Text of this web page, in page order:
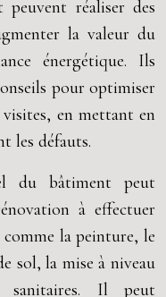
peuvent réaliser des
la valeur du
énergétique. Ils
pour optimiser
en mettant en
les défauts.
du bâtiment peut
à effectuer
la peinture, le
sol, la mise à niveau
sanitaires. Il peut